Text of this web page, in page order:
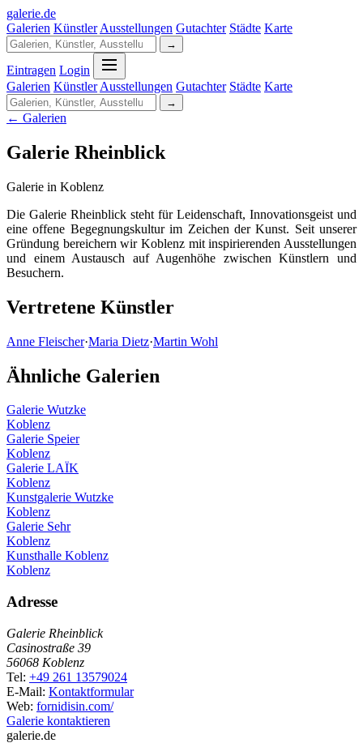
galerie.de
Galerien Künstler Ausstellungen Gutachter Städte Karte
→
Eintragen Login
Galerien Künstler Ausstellungen Gutachter Städte Karte
→
← Galerien
Galerie Rheinblick
Galerie in Koblenz
Die Galerie Rheinblick steht für Leidenschaft, Innovationsgeist und
eine offene Begegnungskultur im Zeichen der Kunst. Seit unserer
Gründung bereichern wir Koblenz mit inspirierenden Ausstellungen
und einem Austausch auf Augenhöhe zwischen Künstlern und
Besuchern.
Vertretene Künstler
Anne Fleischer·Maria Dietz·Martin Wohl
Ähnliche Galerien
Galerie Wutzke
Koblenz
Galerie Speier
Koblenz
Galerie LAÏK
Koblenz
Kunstgalerie Wutzke
Koblenz
Galerie Sehr
Koblenz
Kunsthalle Koblenz
Koblenz
Adresse
Galerie Rheinblick
Casinostraße 39
56068 Koblenz
Tel: +49 261 13579024
E-Mail: Kontaktformular
Web: fornidisin.com/
Galerie kontaktieren
galerie.de